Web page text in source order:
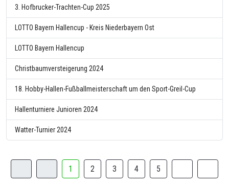
3. Hofbrucker-Trachten-Cup 2025
LOTTO Bayern Hallencup - Kreis Niederbayern Ost
LOTTO Bayern Hallencup
Christbaumversteigerung 2024
18. Hobby-Hallen-Fußballmeisterschaft um den Sport-Greil-Cup
Hallenturniere Junioren 2024
Watter-Turnier 2024
1 2 3 4 5